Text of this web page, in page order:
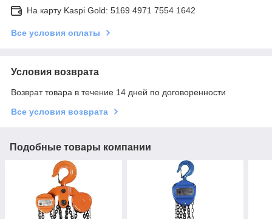
На карту Kaspi Gold: 5169 4971 7554 1642
Все условия оплаты
Условия возврата
Возврат товара в течение 14 дней по договоренности
Все условия возврата
Подобные товары компании